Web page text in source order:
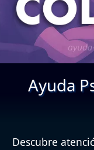
Ayuda
Descubre